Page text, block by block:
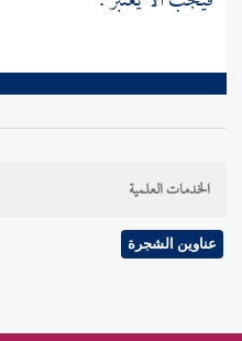
الخدمات العلمية
عناوين الشجرة